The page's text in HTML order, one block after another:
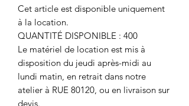
Cet article est disponible uniquement
à la location.
QUANTITÉ DISPONIBLE : 400
Le matériel de location est mis à
disposition du jeudi après-midi au
lundi matin, en retrait dans notre
atelier à RUE 80120, ou en livraison sur
devis.